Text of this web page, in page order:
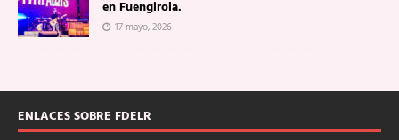
en Fuengirola.
17 mayo, 2026
ENLACES SOBRE FDELR